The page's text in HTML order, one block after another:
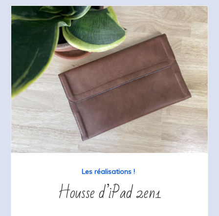
Les réalisations !
Housse d’iPad 2en1